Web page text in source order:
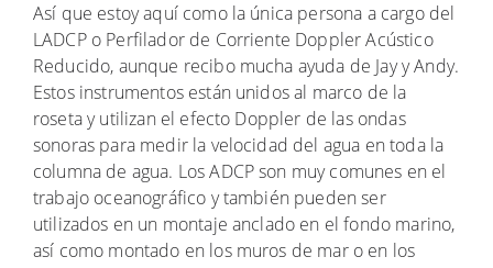
Así que estoy aquí como la única persona a cargo del
LADCP o Perfilador de Corriente Doppler Acústico
Reducido, aunque recibo mucha ayuda de Jay y Andy.
Estos instrumentos están unidos al marco de la
roseta y utilizan el efecto Doppler de las ondas
sonoras para medir la velocidad del agua en toda la
columna de agua. Los ADCP son muy comunes en el
trabajo oceanográfico y también pueden ser
utilizados en un montaje anclado en el fondo marino,
así como montado en los muros de mar o en los